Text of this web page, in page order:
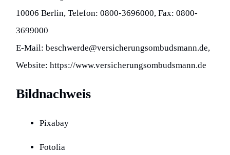
10006 Berlin, Telefon: 0800-3696000, Fax: 0800-
3699000
E-Mail: beschwerde@versicherungsombudsmann.de,
Website: https://www.versicherungsombudsmann.de
Bildnachweis
Pixabay
Fotolia